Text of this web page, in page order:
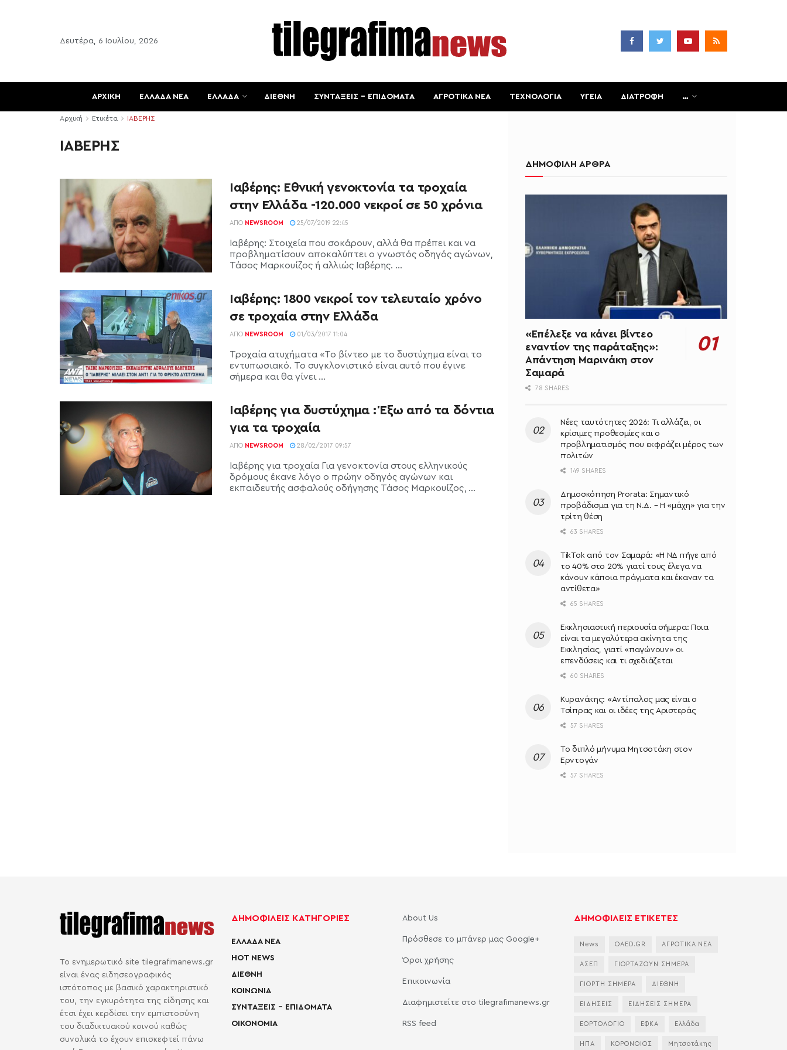
Δευτέρα, 6 Ιουλίου, 2026
ΑΡΧΙΚΗ ΕΛΛΑΔΑ ΝΕΑ ΕΛΛΑΔΑ ΔΙΕΘΝΗ ΣΥΝΤΑΞΕΙΣ – ΕΠΙΔΟΜΑΤΑ ΑΓΡΟΤΙΚΑ ΝΕΑ ΤΕΧΝΟΛΟΓΙΑ ΥΓΕΙΑ ΔΙΑΤΡΟΦΗ …
Αρχική Ετικέτα ΙΑΒΕΡΗΣ
ΙΑΒΕΡΗΣ
Ιαβέρης: Εθνική γενοκτονία τα τροχαία
στην Ελλάδα -120.000 νεκροί σε 50 χρόνια
ΑΠΌ NEWSROOM 25/07/2019 22:45
Ιαβέρης: Στοιχεία που σοκάρουν, αλλά θα πρέπει και να
προβληματίσουν αποκαλύπτει ο γνωστός οδηγός αγώνων,
Τάσος Μαρκουίζος ή αλλιώς Ιαβέρης. ...
Ιαβέρης: 1800 νεκροί τον τελευταίο χρόνο
σε τροχαία στην Ελλάδα
ΑΠΌ NEWSROOM 01/03/2017 11:04
Τροχαία ατυχήματα «Το βίντεο με το δυστύχημα είναι το
εντυπωσιακό. Το συγκλονιστικό είναι αυτό που έγινε
σήμερα και θα γίνει ...
Ιαβέρης για δυστύχημα : Έξω από τα δόντια
για τα τροχαία
ΑΠΌ NEWSROOM 28/02/2017 09:57
Ιαβέρης για τροχαία Για γενοκτονία στους ελληνικούς
δρόμους έκανε λόγο ο πρώην οδηγός αγώνων και
εκπαιδευτής ασφαλούς οδήγησης Τάσος Μαρκουίζος, ...
ΔΗΜΟΦΙΛΗ ΑΡΘΡΑ
«Επέλεξε να κάνει βίντεο
εναντίον της παράταξης»:
Απάντηση Μαρινάκη στον
Σαμαρά
78 SHARES
Νέες ταυτότητες 2026: Τι αλλάζει, οι
κρίσιμες προθεσμίες και ο
προβληματισμός που εκφράζει μέρος των
πολιτών
149 SHARES
Δημοσκόπηση Prorata: Σημαντικό
προβάδισμα για τη Ν.Δ. – Η «μάχη» για την
τρίτη θέση
63 SHARES
TikTok από τον Σαμαρά: «Η ΝΔ πήγε από
το 40% στο 20% γιατί τους έλεγα να
κάνουν κάποια πράγματα και έκαναν τα
αντίθετα»
65 SHARES
Εκκλησιαστική περιουσία σήμερα: Ποια
είναι τα μεγαλύτερα ακίνητα της
Εκκλησίας, γιατί «παγώνουν» οι
επενδύσεις και τι σχεδιάζεται
60 SHARES
Κυρανάκης: «Aντίπαλος μας είναι ο
Τσίπρας και οι ιδέες της Αριστεράς
57 SHARES
Το διπλό μήνυμα Μητσοτάκη στον
Ερντογάν
57 SHARES
Το ενημερωτικό site tilegrafimanews.gr
είναι ένας ειδησεογραφικός
ιστότοπος με βασικό χαρακτηριστικό
του, την εγκυρότητα της είδησης και
έτσι έχει κερδίσει την εμπιστοσύνη
του διαδικτυακού κοινού καθώς
συνολικά το έχουν επισκεφτεί πάνω
ΔΗΜΟΦΙΛΕΙΣ ΚΑΤΗΓΟΡΙΕΣ
ΕΛΛΑΔΑ ΝΕΑ
HOT NEWS
ΔΙΕΘΝΗ
ΚΟΙΝΩΝΙΑ
ΣΥΝΤΑΞΕΙΣ – ΕΠΙΔΟΜΑΤΑ
ΟΙΚΟΝΟΜΙΑ
About Us
Πρόσθεσε το μπάνερ μας Google+
Όροι χρήσης
Επικοινωνία
Διαφημιστείτε στο tilegrafimanews.gr
RSS feed
ΔΗΜΟΦΙΛΕΙΣ ΕΤΙΚΕΤΕΣ
News OAED.GR ΑΓΡΟΤΙΚΑ ΝΕΑ
ΑΣΕΠ ΓΙΟΡΤΑΖΟΥΝ ΣΗΜΕΡΑ
ΓΙΟΡΤΗ ΣΗΜΕΡΑ ΔΙΕΘΝΗ
ΕΙΔΗΣΕΙΣ ΕΙΔΗΣΕΙΣ ΣΗΜΕΡΑ
ΕΟΡΤΟΛΟΓΙΟ ΕΦΚΑ Ελλάδα
ΗΠΑ ΚΟΡΟΝΟΙΟΣ Μητσοτάκης